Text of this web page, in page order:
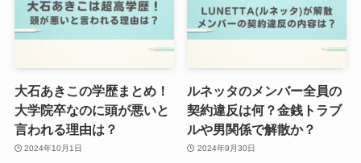
大石あきこの学歴まとめ！
大学院卒なのに頭が悪いと
言われる理由は？
2024年10月1日
ルネッタのメンバー全員の
契約違反は何？金銭トラブ
ルや男関係で解散か？
2024年9月30日